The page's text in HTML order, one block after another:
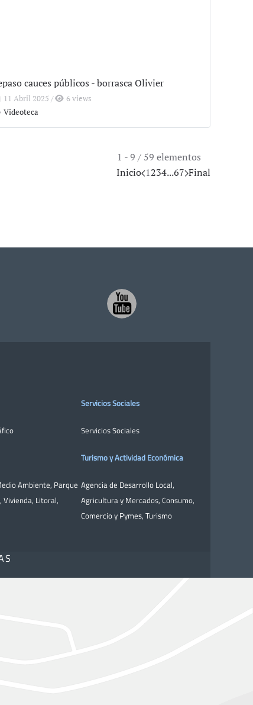
cauces públicos - borrasca Olivier
11 Abril 2025 /
6 views
Videoteca
1 - 9 / 59 elementos
Inicio 1234...67 Final
Ambiente, Parque
, Vivienda, Litoral,
Servicios Sociales
Servicios Sociales
Turismo y Actividad Económica
Agencia de Desarrollo Local,
Agricultura y Mercados, Consumo,
Comercio y Pymes, Turismo